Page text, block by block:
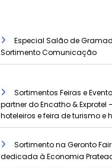
Especial Salão de
Sortimento Comunicação
Sortimentos Feiras e
partner do Encatho & Exprotel
hoteleiros e feira de turismo e
Sortimento na Geronto
dedicada à Economia